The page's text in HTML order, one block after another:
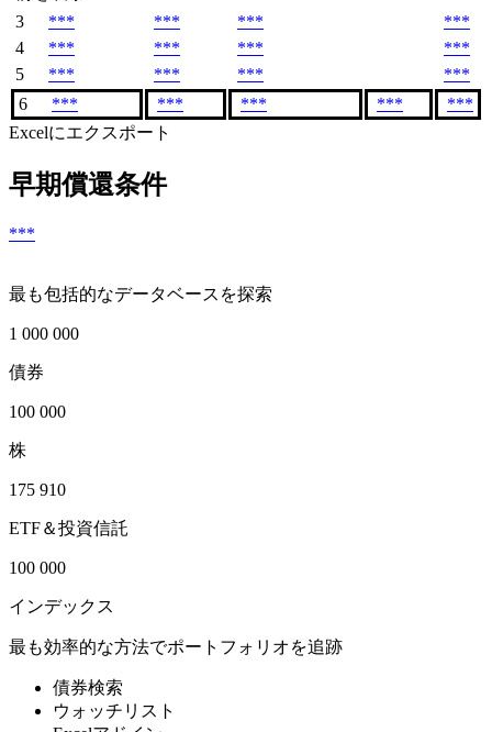
3
*** *** ***
***
4
*** *** ***
***
5
*** *** ***
***
6
*** *** *** ***
***
Excelにエクスポート
早期償還条件
***
最も包括的なデータベースを探索
1 000 000
債券
100 000
株
175 910
ETF＆投資信託
100 000
インデックス
最も効率的な方法でポートフォリオを追跡
債券検索
ウォッチリスト